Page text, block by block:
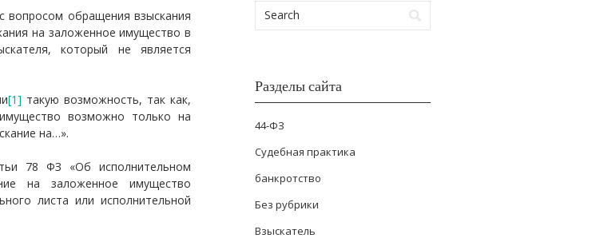
вопросом обращения взыскания
на заложенное имущество в
который не является
[1] такую возможность, так как,
возможно только на
на…».
78 ФЗ «Об исполнительном
на заложенное имущество
листа или исполнительной
Разделы сайта
44-ФЗ
Cудебная практика
банкротство
Без рубрики
Взыскатель